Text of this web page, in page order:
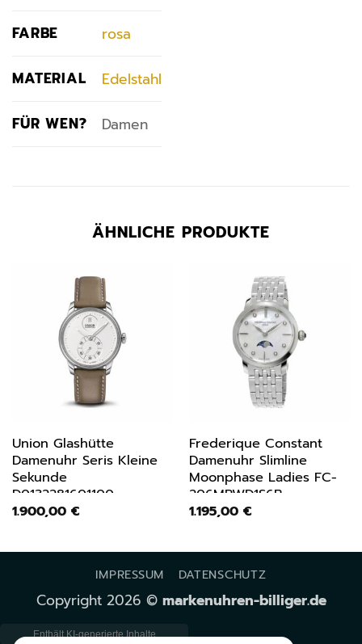
FARBE rosa
MATERIAL Edelstahl
FÜR WEN? Damen
ÄHNLICHE PRODUKTE
Union Glashütte
Damenuhr Seris Kleine
Sekunde
D0132281601100
1.900,00 €
Frederique Constant
Damenuhr Slimline
Moonphase Ladies FC-
206MPWD1S6B
1.195,00 €
IMPRESSUM DATENSCHUTZ
Copyright 2026 © markenuhren-billiger.de